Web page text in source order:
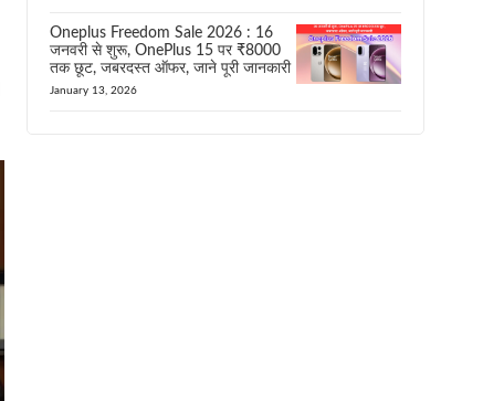
Oneplus Freedom Sale 2026 : 16
जनवरी से शुरू, OnePlus 15 पर ₹8000
तक छूट, जबरदस्त ऑफर, जाने पूरी जानकारी
January 13, 2026